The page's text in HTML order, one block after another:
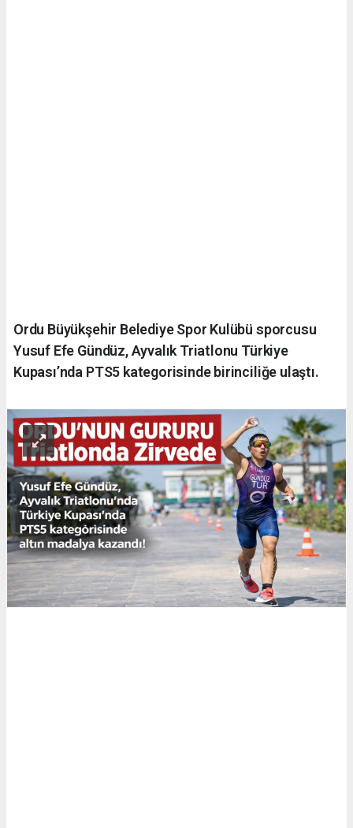
Ordu Büyükşehir Belediye Spor Kulübü sporcusu
Yusuf Efe Gündüz, Ayvalık Triatlonu Türkiye
Kupası’nda PTS5 kategorisinde birinciliğe ulaştı.